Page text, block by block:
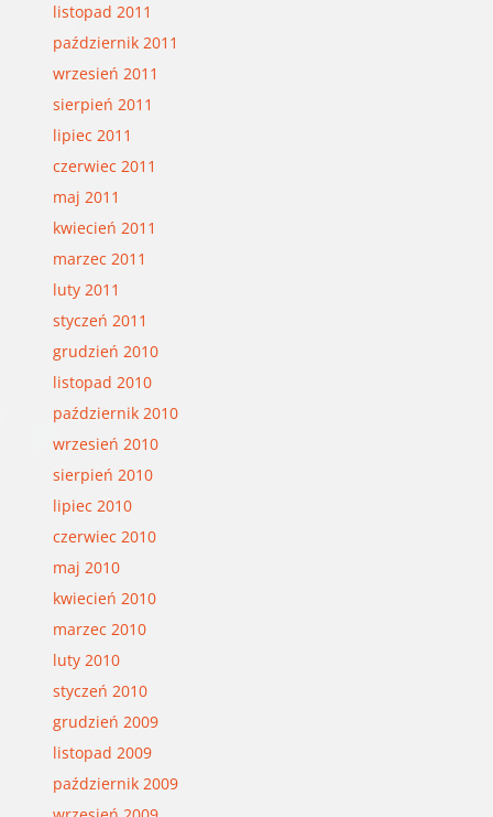
listopad 2011
październik 2011
wrzesień 2011
sierpień 2011
lipiec 2011
czerwiec 2011
maj 2011
kwiecień 2011
marzec 2011
luty 2011
styczeń 2011
grudzień 2010
listopad 2010
październik 2010
wrzesień 2010
sierpień 2010
lipiec 2010
czerwiec 2010
maj 2010
kwiecień 2010
marzec 2010
luty 2010
styczeń 2010
grudzień 2009
listopad 2009
październik 2009